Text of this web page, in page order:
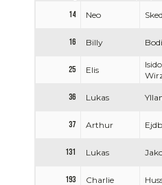
14 Neo
16 Billy
25 Elis
36 Lukas
37 Arthur
131 Lukas
193 Charlie